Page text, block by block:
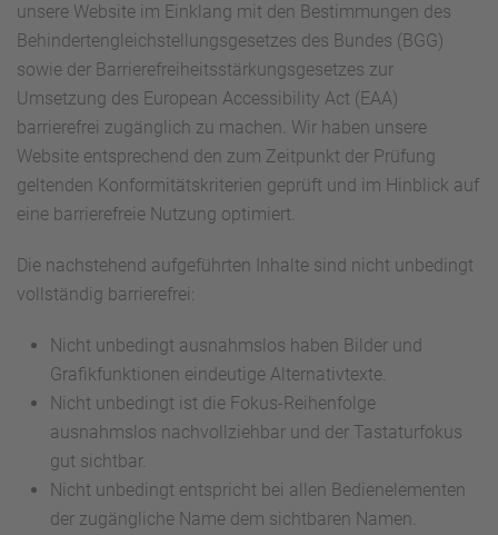
unsere Website im Einklang mit den Bestimmungen des
Behindertengleichstellungsgesetzes des Bundes (BGG)
sowie der Barrierefreiheitsstärkungsgesetzes zur
Umsetzung des European Accessibility Act (EAA)
barrierefrei zugänglich zu machen. Wir haben unsere
Website entsprechend den zum Zeitpunkt der Prüfung
geltenden Konformitätskriterien geprüft und im Hinblick auf
eine barrierefreie Nutzung optimiert.
Die nachstehend aufgeführten Inhalte sind nicht unbedingt
vollständig barrierefrei:
Nicht unbedingt ausnahmslos haben Bilder und
Grafikfunktionen eindeutige Alternativtexte.
Nicht unbedingt ist die Fokus-Reihenfolge
ausnahmslos nachvollziehbar und der Tastaturfokus
gut sichtbar.
Nicht unbedingt entspricht bei allen Bedienelementen
der zugängliche Name dem sichtbaren Namen.